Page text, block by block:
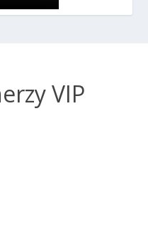
VIP